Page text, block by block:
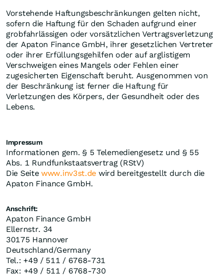
Vorstehende Haftungsbeschränkungen gelten nicht,
sofern die Haftung für den Schaden aufgrund einer
grobfahrlässigen oder vorsätzlichen Vertragsverletzung
der Apaton Finance GmbH, ihrer gesetzlichen Vertreter
oder ihrer Erfüllungsgehilfen oder auf arglistigem
Verschweigen eines Mangels oder Fehlen einer
zugesicherten Eigenschaft beruht. Ausgenommen von
der Beschränkung ist ferner die Haftung für
Verletzungen des Körpers, der Gesundheit oder des
Lebens.
Impressum
Informationen gem. § 5 Telemediengesetz und § 55
Abs. 1 Rundfunkstaatsvertrag (RStV)
Die Seite www.inv3st.de wird bereitgestellt durch die
Apaton Finance GmbH.
Anschrift:
Apaton Finance GmbH
Ellernstr. 34
30175 Hannover
Deutschland/Germany
Tel.: +49 / 511 / 6768-731
Fax: +49 / 511 / 6768-730